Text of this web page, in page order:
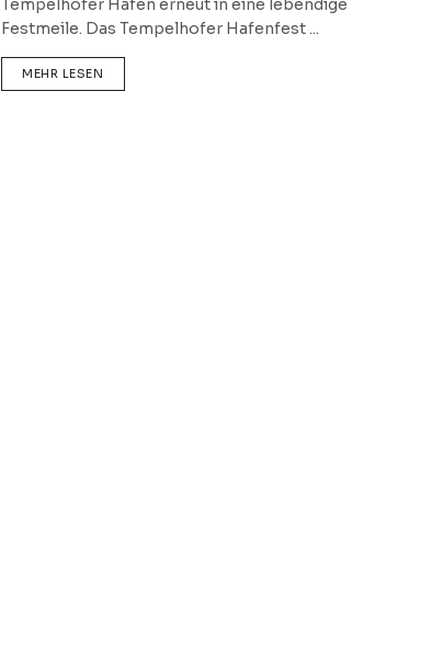
Tempelhofer Hafen erneut in eine lebendige
Festmeile. Das Tempelhofer Hafenfest ...
MEHR LESEN